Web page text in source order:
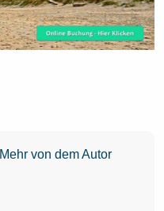
Mehr von dem Autor